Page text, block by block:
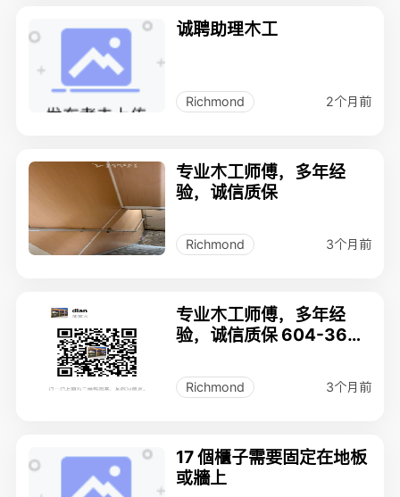
诚聘助理木工
Richmond 2个月前
专业木工师傅，多年经
验，诚信质保
Richmond 3个月前
专业木工师傅，多年经
验，诚信质保 604-363-
Richmond 3个月前
17 個櫃子需要固定在地板
或牆上